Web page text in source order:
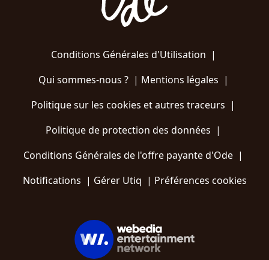
Conditions Générales d'Utilisation |
Qui sommes-nous ?| Mentions légales |
Politique sur les cookies et autres traceurs |
Politique de protection des données |
Conditions Générales de l'offre payante d'Ode |
Notifications | Gérer Utiq | Préférences cookies